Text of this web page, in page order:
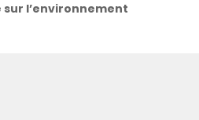
l’environnement